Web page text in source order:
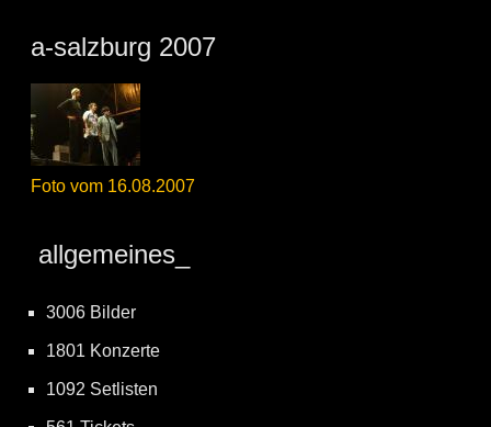
a-salzburg 2007
Foto vom 16.08.2007
allgemeines_
3006 Bilder
1801 Konzerte
1092 Setlisten